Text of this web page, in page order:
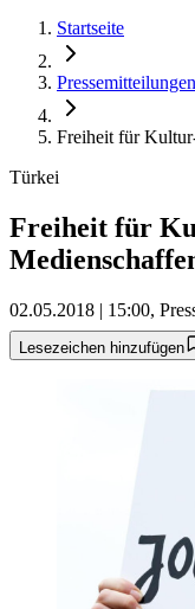
Startseite
Pressemitteilungen
Freiheit für
Türkei
Freiheit für
02.05.2018 | 15:00,
Lesezeichen hinzufügen